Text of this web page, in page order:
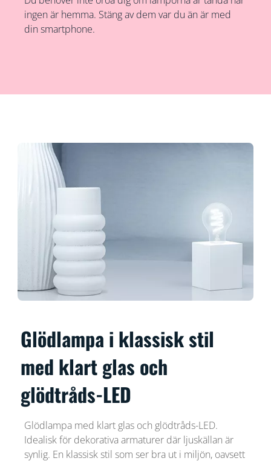
ingen är hemma. Stäng av dem var du än är med
din smartphone.
Glödlampa i klassisk stil
med klart glas och
glödtråds-LED
Glödlampa med klart glas och glödtråds-LED.
Idealisk för dekorativa armaturer där ljuskällan är
synlig. En klassisk stil som ser bra ut i miljön, oavsett